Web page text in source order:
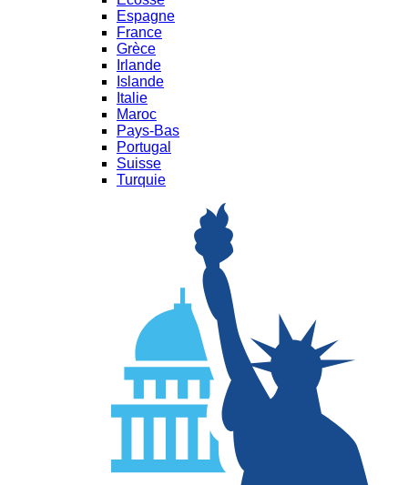
Espagne
France
Grèce
Irlande
Islande
Italie
Maroc
Pays-Bas
Portugal
Suisse
Turquie